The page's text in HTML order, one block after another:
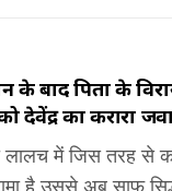
के बाद पिता के
देवेंद्र का करारा
लालच में जिस तरह से
है उससे अब साफ